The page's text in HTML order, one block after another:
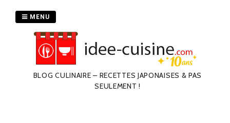
BLOG CULINAIRE – RECETTES JAPONAISES & PAS
SEULEMENT !
MENU